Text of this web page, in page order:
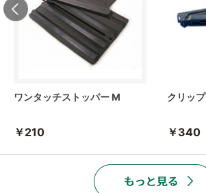
ワンタッチストッパー M
￥210
クリップ
￥340